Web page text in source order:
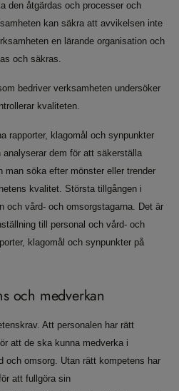
den åtgärdas och processer och
kan säkra att avvikelsen inte
en lärande organisation och
och säkras.
bedriver verksamheten undersöker
kvaliteten.
rapporter, klagomål och synpunkter
dem för att säkerställa
man söka efter mönster eller trender
kvalitet. Största tillgången i
och vård- och omsorgstagarna. Det är
till personal och vård- och
klagomål och synpunkter på
och medverkan
Att personalen har rätt
att de ska kunna medverka i
och omsorg. Utan rätt kompetens har
att fullgöra sin